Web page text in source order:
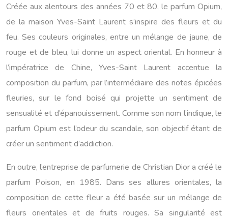
Créée aux alentours des années 70 et 80, le parfum Opium,
de la maison Yves-Saint Laurent s’inspire des fleurs et du
feu. Ses couleurs originales, entre un mélange de jaune, de
rouge et de bleu, lui donne un aspect oriental. En honneur à
l’impératrice de Chine, Yves-Saint Laurent accentue la
composition du parfum, par l’intermédiaire des notes épicées
fleuries, sur le fond boisé qui projette un sentiment de
sensualité et d’épanouissement. Comme son nom l’indique, le
parfum Opium est l’odeur du scandale, son objectif étant de
créer un sentiment d’addiction.
En outre, l’entreprise de parfumerie de Christian Dior a créé le
parfum Poison, en 1985. Dans ses allures orientales, la
composition de cette fleur a été basée sur un mélange de
fleurs orientales et de fruits rouges. Sa singularité est